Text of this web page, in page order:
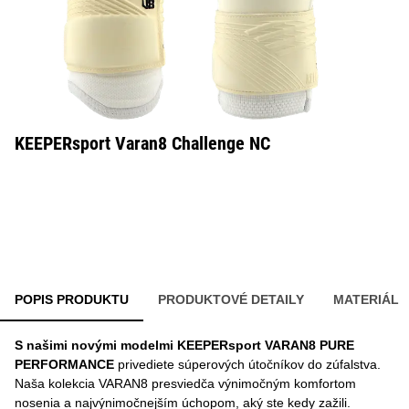
KEEPERsport Varan8 Challenge NC
POPIS PRODUKTU PRODUKTOVÉ DETAILY MATERIÁL
S našimi novými modelmi KEEPERsport VARAN8 PURE
PERFORMANCE privediete súperových útočníkov do zúfalstva.
Naša kolekcia VARAN8 presviedča výnimočným komfortom
nosenia a najvýnimočnejším úchopom, aký ste kedy zažili.